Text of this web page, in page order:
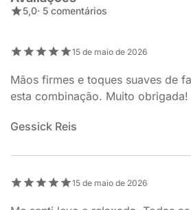
5,0· 5 comentários
15 de maio de 2026
Mãos firmes e toques suaves de
esta combinação. Muito
Gessick Reis
15 de maio de 2026